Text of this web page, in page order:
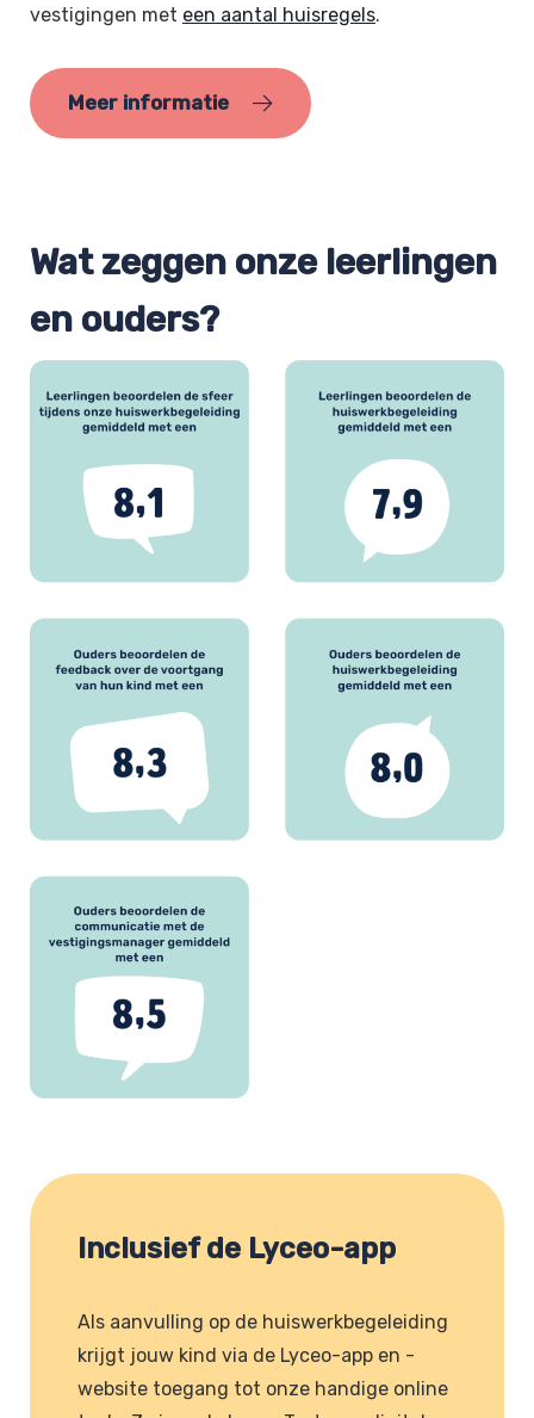
vestigingen met een aantal huisregels.
Meer informatie
Wat zeggen onze leerlingen
en ouders?
Inclusief de Lyceo-app
Als aanvulling op de huiswerkbegeleiding
krijgt jouw kind via de Lyceo-app en -
website toegang tot onze handige online